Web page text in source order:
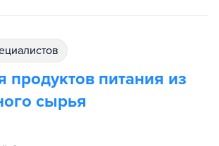
продуктов питания из
сырья